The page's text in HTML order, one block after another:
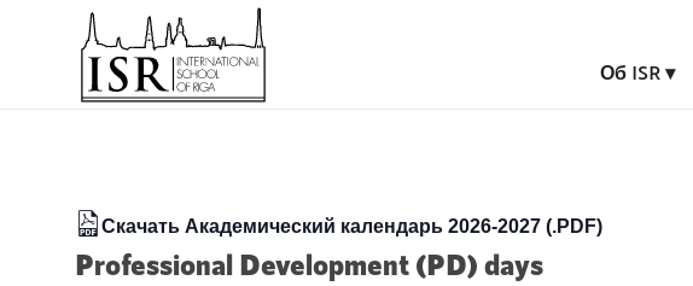
Об ISR
Скачать Академический календарь 2026-2027 (.PDF)
Professional Development (PD) days